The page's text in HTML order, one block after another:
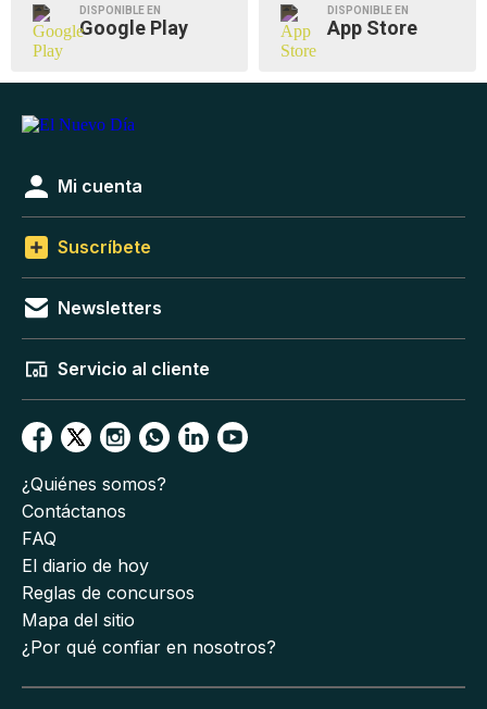
DISPONIBLE EN
Google Play
DISPONIBLE EN
App Store
Mi cuenta
Suscríbete
Newsletters
Servicio al cliente
¿Quiénes somos?
Contáctanos
FAQ
El diario de hoy
Reglas de concursos
Mapa del sitio
¿Por qué confiar en nosotros?